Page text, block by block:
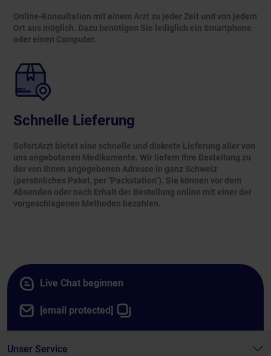
Online-Konsultation mit einem Arzt zu jeder Zeit und von jedem
Ort aus möglich. Dazu benötigen Sie lediglich ein Smartphone
oder einen Computer.
Schnelle Lieferung
SofortArzt bietet eine schnelle und diskrete Lieferung aller von
uns angebotenen Medikamente. Wir liefern Ihre Bestellung zu
der von Ihnen angegebenen Adresse in ganz Schweiz
(persönliches Paket, per "Packstation"). Sie können vor dem
Absenden oder nach Erhalt der Bestellung online mit einer der
vorgeschlagenen Methoden bezahlen.
Live Chat beginnen
[email protected]
Unser Service